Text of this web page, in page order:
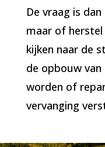
De vraag is
maar of herstel
kijken naar de
de opbouw van
worden of
vervanging